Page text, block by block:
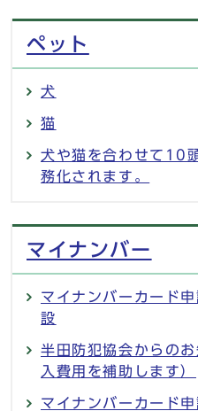
ペット
犬
猫
犬や猫を合わせて10
務化されます。
マイナンバー
マイナンバーカード
設
半田防犯協会からの
入費用を補助します）
マイナンバーカード